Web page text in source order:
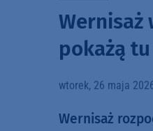
Wernisaż
pokażą
wtorek, 26 maja
Wernisaż